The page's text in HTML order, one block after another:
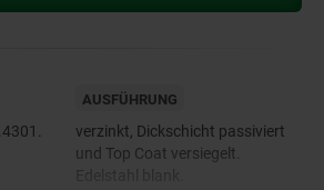
AUSFÜHRUNG
verzinkt, Dickschicht passiviert
und Top Coat versiegelt.